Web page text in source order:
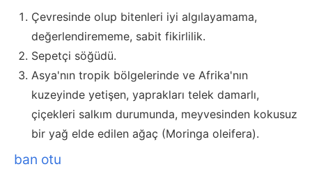
Çevresinde olup bitenleri iyi algılayamama,
değerlendirememe, sabit fikirlilik.
Sepetçi söğüdü.
Asya'nın tropik bölgelerinde ve Afrika'nın
kuzeyinde yetişen, yaprakları telek damarlı,
çiçekleri salkım durumunda, meyvesinden kokusuz
bir yağ elde edilen ağaç (Moringa oleifera).
ban otu